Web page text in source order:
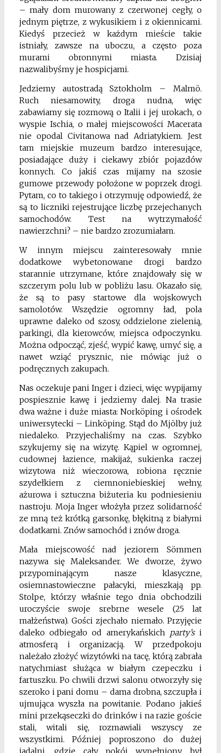
– mały dom murowany z czerwonej cegły, o
jednym piętrze, z wykusikiem i z okiennicami.
Kiedyś przecież w każdym mieście takie
istniały, zawsze na uboczu, a często poza
murami obronnymi miasta. Dzisiaj
nazwalibyśmy je hospicjami.
Jedziemy autostradą Sztokholm – Malmö.
Ruch niesamowity, droga nudna, więc
zabawiamy się rozmową o Italii i jej urokach, o
wyspie Ischia, o małej miejscowości Macerata
nie opodal Civitanowa nad Adriatykiem. Jest
tam miejskie muzeum bardzo interesujące,
posiadające duży i ciekawy zbiór pojazdów
konnych. Co jakiś czas mijamy na szosie
gumowe przewody położone w poprzek drogi.
Pytam, co to takiego i otrzymuję odpowiedź, że
są to liczniki rejestrujące liczbę przejechanych
samochodów. Test na wytrzymałość
nawierzchni? – nie bardzo zrozumiałam.
W innym miejscu zainteresowały mnie
dodatkowe wybetonowane drogi bardzo
starannie utrzymane, które znajdowały się w
szczerym polu lub w pobliżu lasu. Okazało się,
że są to pasy startowe dla wojskowych
samolotów. Wszędzie ogromny ład, pola
uprawne daleko od szosy, oddzielone zielenią,
parkingi, dla kierowców, miejsca odpoczynku.
Można odpocząć, zjeść, wypić kawę, umyć się, a
nawet wziąć prysznic, nie mówiąc już o
podręcznych zakupach.
Nas oczekuje pani Inger i dzieci, więc wypijamy
pospiesznie kawę i jedziemy dalej. Na trasie
dwa ważne i duże miasta: Norköping i ośrodek
uniwersytecki – Linköping. Stąd do Mjölby już
niedaleko. Przyjechaliśmy na czas. Szybko
szykujemy się na wizytę. Kąpiel w ogromnej,
cudownej łazience, makijaż, sukienka raczej
wizytowa niż wieczorowa, robiona ręcznie
szydełkiem z ciemnoniebieskiej wełny,
ażurowa i sztuczna biżuteria ku podniesieniu
nastroju. Moja Inger włożyła przez solidarność
ze mną też krótką garsonkę, błękitną z białymi
dodatkami. Znów samochód i znów droga.
Mała miejscowość nad jeziorem Sömmen
nazywa się Maleksander. We dworze, żywo
przypominającym nasze klasyczne,
osiemnastowieczne pałacyki, mieszkają pp.
Stolpe, którzy właśnie tego dnia obchodzili
uroczyście swoje srebrne wesele (25 lat
małżeństwa). Gości zjechało niemało. Przyjęcie
daleko odbiegało od amerykańskich party’si
atmosferą i organizacją. W przedpokoju
należało złożyć wizytówki na tacę, którą zabrała
natychmiast służąca w białym czepeczku i
fartuszku. Po chwili drzwi salonu otworzyły się
szeroko i pani domu – dama drobna, szczupła i
ujmująca wyszła na powitanie. Podano jakieś
mini przekąseczki do drinków i na razie goście
stali, witali się, rozmawiali wszyscy ze
wszystkimi. Później poproszono do dużej
jadalni, gdzie cały pokój wypełniony był